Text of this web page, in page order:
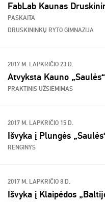
FabLab Kaunas
PASKAITA
DRUSKININKŲ RYTO GIMNAZIJA
2017 M. LAPKRIČIO 23 D.
Atvyksta Kauno
PRAKTINIS UŽSIĖMIMAS
2017 M. LAPKRIČIO 15 D.
Išvyka į Plungės
RENGINYS
2017 M. LAPKRIČIO 8 D.
Išvyka į Klaipėdos